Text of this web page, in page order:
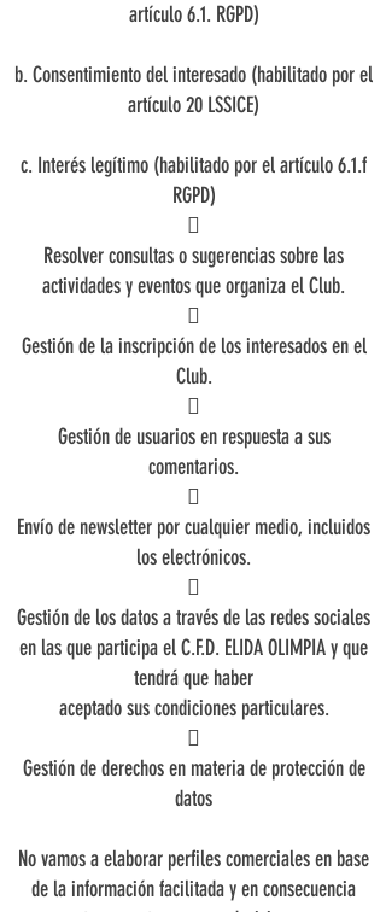
artículo 6.1. RGPD)
b. Consentimiento del interesado (habilitado por el
artículo 20 LSSICE)
c. Interés legítimo (habilitado por el artículo 6.1.f
RGPD)

Resolver consultas o sugerencias sobre las
actividades y eventos que organiza el Club.

Gestión de la inscripción de los interesados en el
Club.

Gestión de usuarios en respuesta a sus
comentarios.

Envío de newsletter por cualquier medio, incluidos
los electrónicos.

Gestión de los datos a través de las redes sociales
en las que participa el C.F.D. ELIDA OLIMPIA y que
tendrá que haber
aceptado sus condiciones particulares.

Gestión de derechos en materia de protección de
datos
No vamos a elaborar perfiles comerciales en base
de la información facilitada y en consecuencia